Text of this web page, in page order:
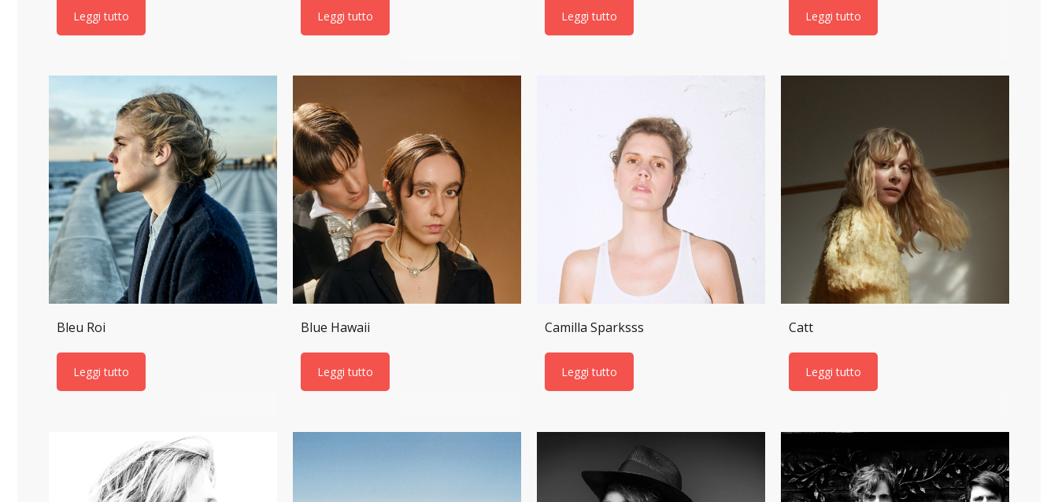
Leggi tutto Leggi tutto Leggi tutto Leggi tutto
Bleu Roi
Leggi tutto
Blue Hawaii
Leggi tutto
Camilla Sparksss
Leggi tutto
Catt
Leggi tutto